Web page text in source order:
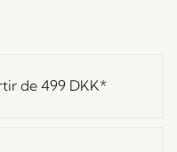
de 499 DKK*